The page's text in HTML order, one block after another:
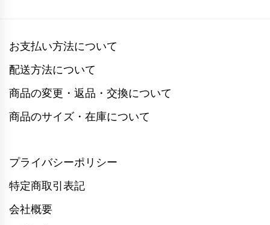
お支払い方法について
配送方法について
商品の変更・返品・交換について
商品のサイズ・在庫について
プライバシーポリシー
特定商取引表記
会社概要